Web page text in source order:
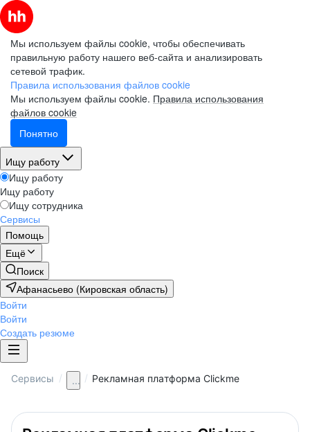
Мы используем файлы cookie, чтобы обеспечивать
правильную работу нашего веб-сайта и анализировать
сетевой трафик.
Правила использования файлов cookie
Мы используем файлы cookie. Правила использования
файлов cookie
Понятно
Ищу работу
Ищу работу
Ищу работу
Ищу сотрудника
Сервисы
Помощь
Ещё
Поиск
Афанасьево (Кировская область)
Войти
Войти
Создать резюме
Сервисы / ... / Рекламная платформа Clickme